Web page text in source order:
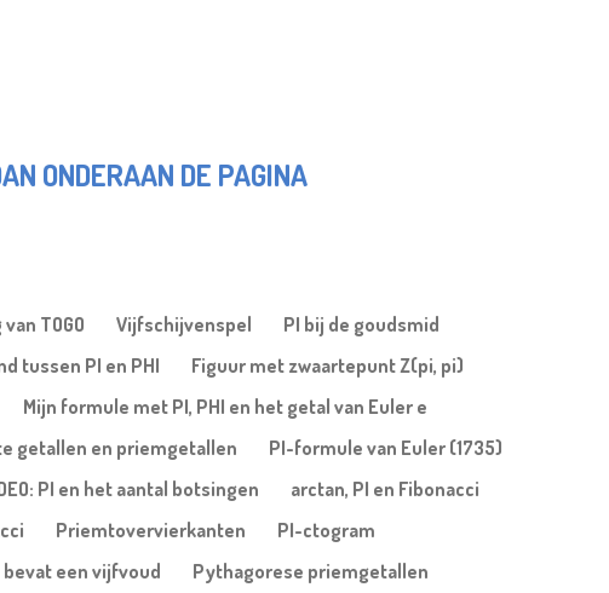
ONDERAAN DE PAGINA
TOGO Vijfschijvenspel
PI bij de goudsmid
tussen PI en PHI
Figuur met zwaartepunt Z(pi, pi)
Mijn formule met PI, PHI en het getal van Euler e
getallen en priemgetallen
PI-formule van Euler (1735)
PI en het aantal botsingen
arctan, PI en Fibonacci
Priemtovervierkanten
PI-ctogram
een vijfvoud
Pythagorese priemgetallen